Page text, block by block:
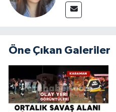
Öne Çıkan Galeriler